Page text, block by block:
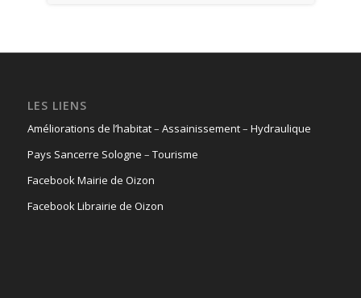
LES LIENS
Améliorations de l’habitat– Assainissement– Hydraulique
Pays Sancerre Sologne – Tourisme
Facebook Mairie de Oizon
Facebook Librairie de Oizon